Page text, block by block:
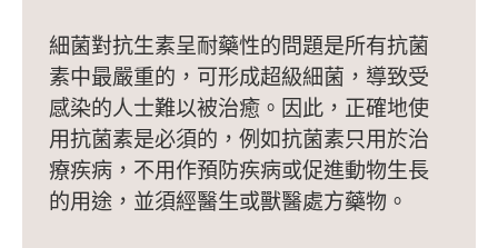
細菌對抗生素呈耐藥性的問題是所有抗菌
素中最嚴重的，可形成超級細菌，導致受
感染的人士難以被治癒。因此，正確地使
用抗菌素是必須的，例如抗菌素只用於治
療疾病，不用作預防疾病或促進動物生長
的用途，並須經醫生或獸醫處方藥物。